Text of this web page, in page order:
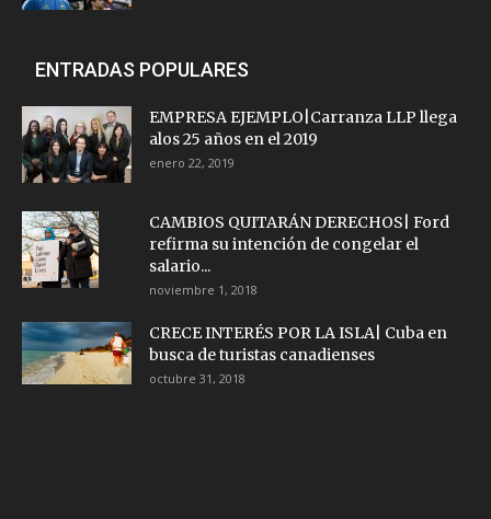
ENTRADAS POPULARES
EMPRESA EJEMPLO|Carranza LLP llega
alos 25 años en el 2019
enero 22, 2019
CAMBIOS QUITARÁN DERECHOS| Ford
refirma su intención de congelar el
salario...
noviembre 1, 2018
CRECE INTERÉS POR LA ISLA| Cuba en
busca de turistas canadienses
octubre 31, 2018